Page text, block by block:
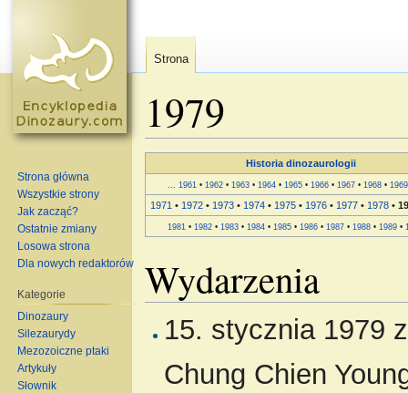
1979
Historia dinozaurologii
... 1961• 1962• 1963• 1964• 1965• 1966• 1967• 1968• 1969
1971 • 1972 • 1973 • 1974 • 1975 • 1976 • 1977 • 1978 •
1981• 1982• 1983• 1984• 1985• 1986• 1987• 1988• 1989•
Wydarzenia
15. stycznia 1979
Chung Chien
Strona
Strona główna
Wszystkie strony
Jak zacząć?
Ostatnie zmiany
Losowa strona
Dla nowych redaktorów
Kategorie
Dinozaury
Silezaurydy
Mezozoiczne ptaki
Artykuły
Słownik